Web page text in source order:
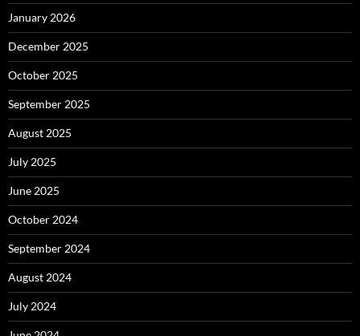
January 2026
December 2025
October 2025
September 2025
August 2025
July 2025
June 2025
October 2024
September 2024
August 2024
July 2024